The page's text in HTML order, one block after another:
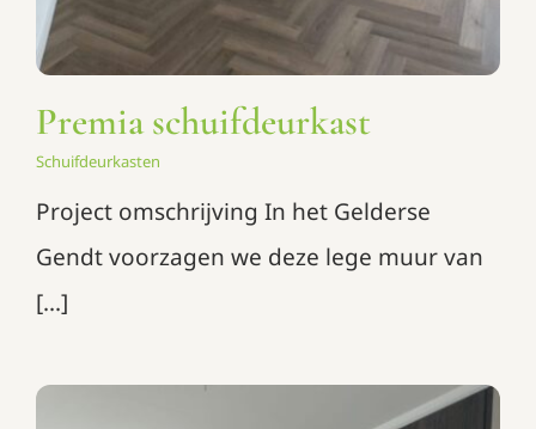
Premia schuifdeurkast
Schuifdeurkasten
Project omschrijving In het Gelderse
Gendt voorzagen we deze lege muur van
[...]